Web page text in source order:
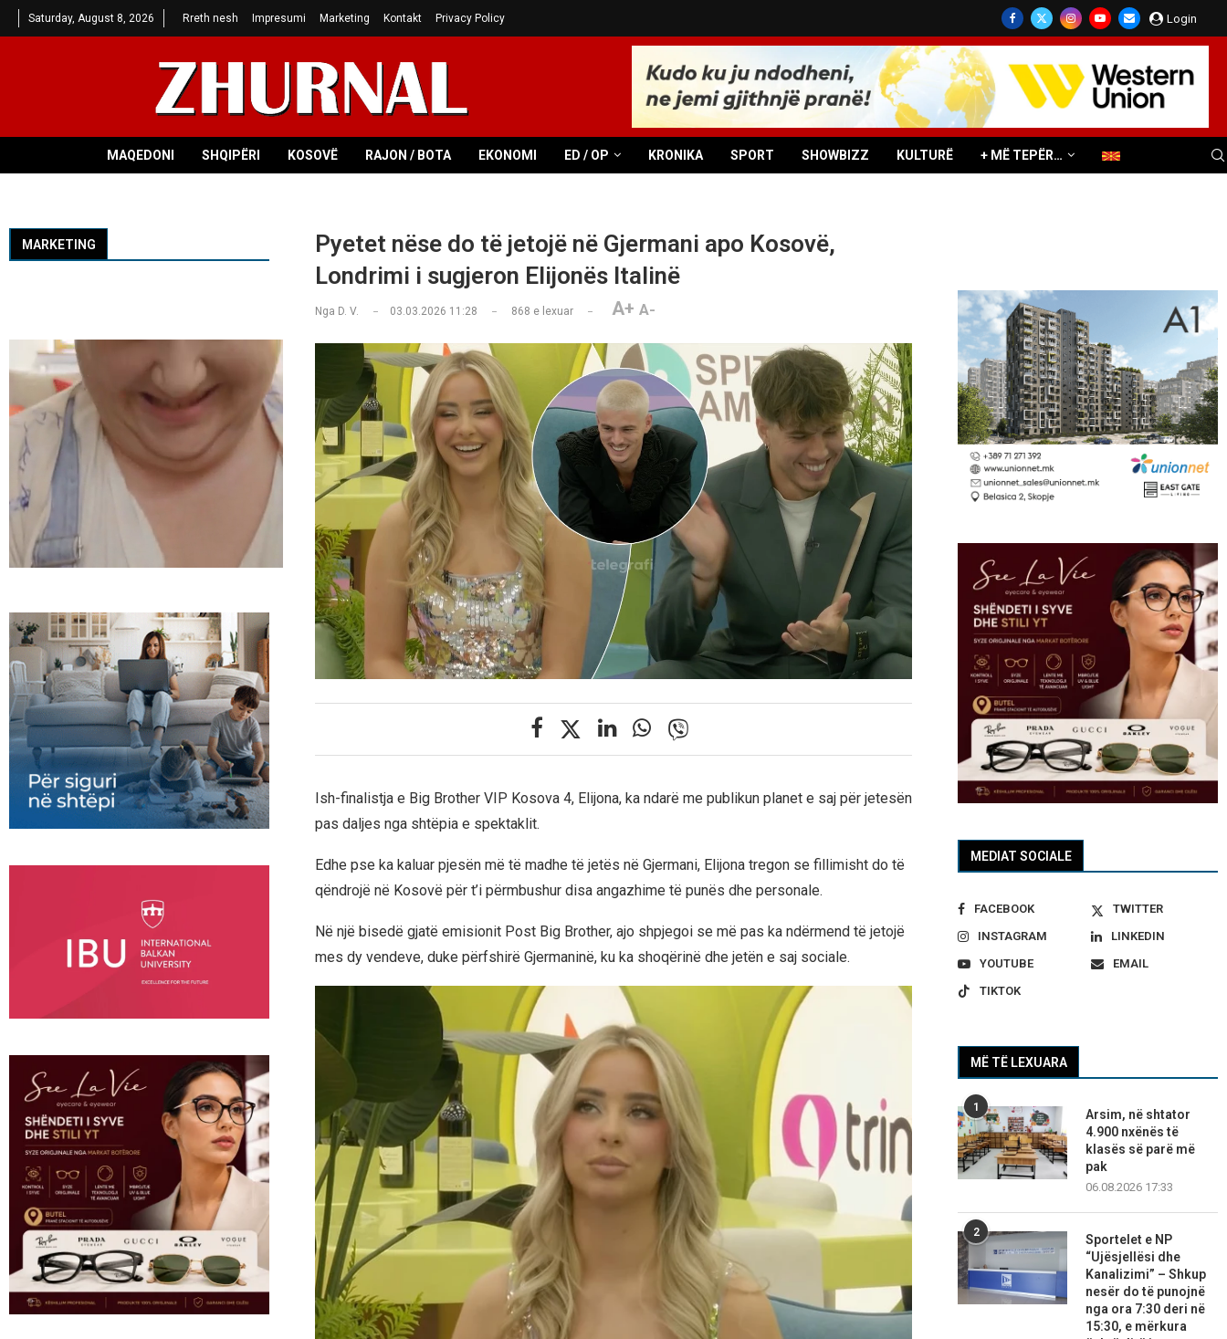
Saturday, August 8, 2026 Rreth nesh Impresumi Marketing Kontakt Privacy Policy Login
MAQEDONI SHQIPËRI KOSOVË RAJON / BOTA EKONOMI ED / OP KRONIKA SPORT SHOWBIZZ KULTURË + MË TEPËR…
Pyetet nëse do të jetojë në Gjermani apo Kosovë,
Londrimi i sugjeron Elijonës Italinë
Nga D. V. 03.03.2026 11:28 868 e lexuar A+ A-
Ish-finalistja e Big Brother VIP Kosova 4, Elijona, ka ndarë me publikun planet e saj për jetesën
pas daljes nga shtëpia e spektaklit.
Edhe pse ka kaluar pjesën më të madhe të jetës në Gjermani, Elijona tregon se fillimisht do të
qëndrojë në Kosovë për t’i përmbushur disa angazhime të punës dhe personale.
Në një bisedë gjatë emisionit Post Big Brother, ajo shpjegoi se më pas ka ndërmend të jetojë
mes dy vendeve, duke përfshirë Gjermaninë, ku ka shoqërinë dhe jetën e saj sociale.
MEDIAT SOCIALE
FACEBOOK
TWITTER
INSTAGRAM
LINKEDIN
YOUTUBE
EMAIL
TIKTOK
MË TË LEXUARA
1
Arsim, në shtator
4.900 nxënës të
klasës së parë më
pak
06.08.2026 17:33
2
Sportelet e NP
“Ujësjellësi dhe
Kanalizimi” – Shkup
nesër do të punojnë
nga ora 7:30 deri në
15:30, e mërkura
MARKETING